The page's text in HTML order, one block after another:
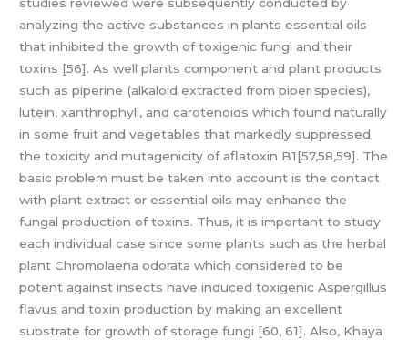
studies reviewed were subsequently conducted by
analyzing the active substances in plants essential oils
that inhibited the growth of toxigenic fungi and their
toxins [56]. As well plants component and plant products
such as piperine (alkaloid extracted from piper species),
lutein, xanthrophyll, and carotenoids which found naturally
in some fruit and vegetables that markedly suppressed
the toxicity and mutagenicity of aflatoxin B1[57,58,59]. The
basic problem must be taken into account is the contact
with plant extract or essential oils may enhance the
fungal production of toxins. Thus, it is important to study
each individual case since some plants such as the herbal
plant Chromolaena odorata which considered to be
potent against insects have induced toxigenic Aspergillus
flavus and toxin production by making an excellent
substrate for growth of storage fungi [60, 61]. Also, Khaya